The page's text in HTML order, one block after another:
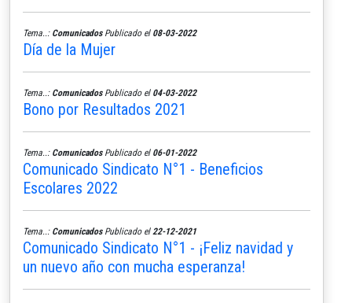
Tema..: ComunicadosPublicado el 08-03-2022
Día de la Mujer
Tema..: ComunicadosPublicado el 04-03-2022
Bono por Resultados 2021
Tema..: ComunicadosPublicado el 06-01-2022
Comunicado Sindicato N°1 - Beneficios
Escolares 2022
Tema..: ComunicadosPublicado el 22-12-2021
Comunicado Sindicato N°1 - ¡Feliz navidad y
un nuevo año con mucha esperanza!